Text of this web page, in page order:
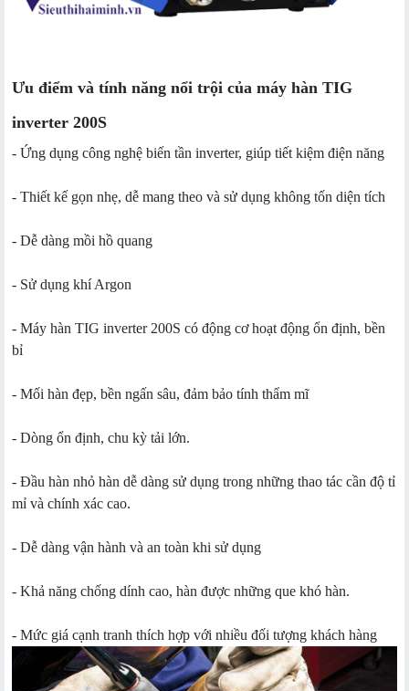
Ưu điểm và tính năng nổi trội của máy hàn TIG
inverter 200S
- Ứng dụng công nghệ biến tần inverter, giúp tiết kiệm điện năng
- Thiết kế gọn nhẹ, dễ mang theo và sử dụng không tốn diện tích
- Dễ dàng mồi hồ quang
- Sử dụng khí Argon
- Máy hàn TIG inverter 200S có động cơ hoạt động ổn định, bền
bỉ
- Mối hàn đẹp, bền ngấn sâu, đảm bảo tính thẩm mĩ
- Dòng ổn định, chu kỳ tải lớn.
- Đầu hàn nhỏ hàn dễ dàng sử dụng trong những thao tác cần độ tỉ
mỉ và chính xác cao.
- Dễ dàng vận hành và an toàn khi sử dụng
- Khả năng chống dính cao, hàn được những que khó hàn.
- Mức giá cạnh tranh thích hợp với nhiều đối tượng khách hàng